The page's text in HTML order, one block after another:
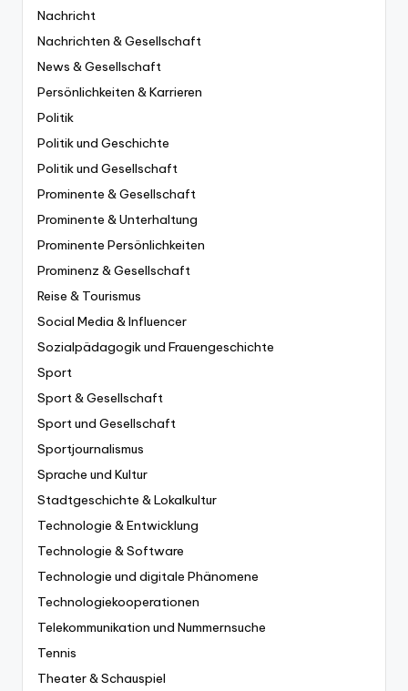
Nachricht
Nachrichten & Gesellschaft
News & Gesellschaft
Persönlichkeiten & Karrieren
Politik
Politik und Geschichte
Politik und Gesellschaft
Prominente & Gesellschaft
Prominente & Unterhaltung
Prominente Persönlichkeiten
Prominenz & Gesellschaft
Reise & Tourismus
Social Media & Influencer
Sozialpädagogik und Frauengeschichte
Sport
Sport & Gesellschaft
Sport und Gesellschaft
Sportjournalismus
Sprache und Kultur
Stadtgeschichte & Lokalkultur
Technologie & Entwicklung
Technologie & Software
Technologie und digitale Phänomene
Technologiekooperationen
Telekommunikation und Nummernsuche
Tennis
Theater & Schauspiel